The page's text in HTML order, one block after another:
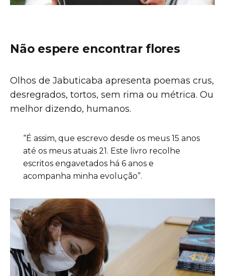
Não espere encontrar flores
Olhos de Jabuticaba apresenta poemas crus,
desregrados, tortos, sem rima ou métrica. Ou
melhor dizendo, humanos.
“É assim, que escrevo desde os meus 15 anos
até os meus atuais 21. Este livro recolhe
escritos engavetados há 6 anos e
acompanha minha evolução”.